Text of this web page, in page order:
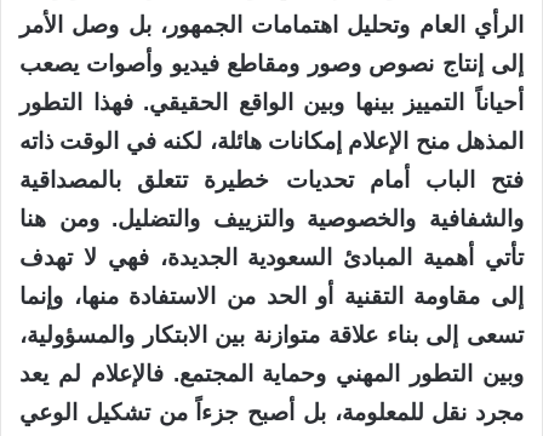
الرأي العام وتحليل اهتمامات الجمهور، بل وصل الأمر
إلى إنتاج نصوص وصور ومقاطع فيديو وأصوات يصعب
أحياناً التمييز بينها وبين الواقع الحقيقي. فهذا التطور
المذهل منح الإعلام إمكانات هائلة، لكنه في الوقت ذاته
فتح الباب أمام تحديات خطيرة تتعلق بالمصداقية
والشفافية والخصوصية والتزييف والتضليل. ومن هنا
تأتي أهمية المبادئ السعودية الجديدة، فهي لا تهدف
إلى مقاومة التقنية أو الحد من الاستفادة منها، وإنما
تسعى إلى بناء علاقة متوازنة بين الابتكار والمسؤولية،
وبين التطور المهني وحماية المجتمع. فالإعلام لم يعد
مجرد نقل للمعلومة، بل أصبح جزءاً من تشكيل الوعي